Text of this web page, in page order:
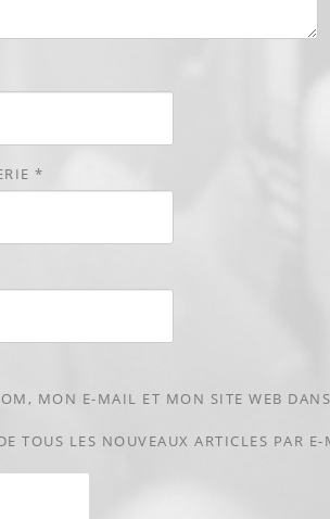
*
MON E-MAIL ET MON SITE WEB
TOUS LES NOUVEAUX ARTICLES PAR